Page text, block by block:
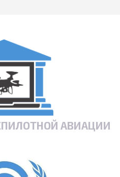
АВИАЦИИ